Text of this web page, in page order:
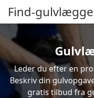
Find-
Leder du efter en
Beskriv din
gratis tilbud fra